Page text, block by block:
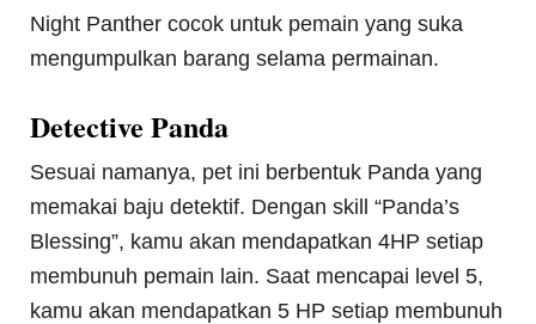
Night Panther cocok untuk pemain yang suka
mengumpulkan barang selama permainan.
Detective Panda
Sesuai namanya, pet ini berbentuk Panda yang
memakai baju detektif. Dengan skill “Panda’s
Blessing”, kamu akan mendapatkan 4HP setiap
membunuh pemain lain. Saat mencapai level 5,
kamu akan mendapatkan 5 HP setiap membunuh